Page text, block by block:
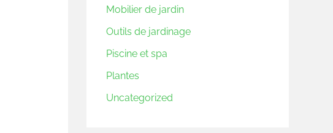
Mobilier de jardin
Outils de jardinage
Piscine et spa
Plantes
Uncategorized